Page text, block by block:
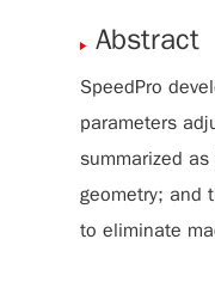
Abstract
SpeedPro
parameters
summarized
geometry; and
to eliminate